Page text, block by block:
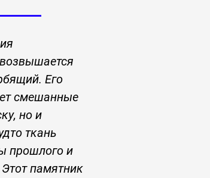
Его
смешанные
но и
ткань
прошлого и
памятник